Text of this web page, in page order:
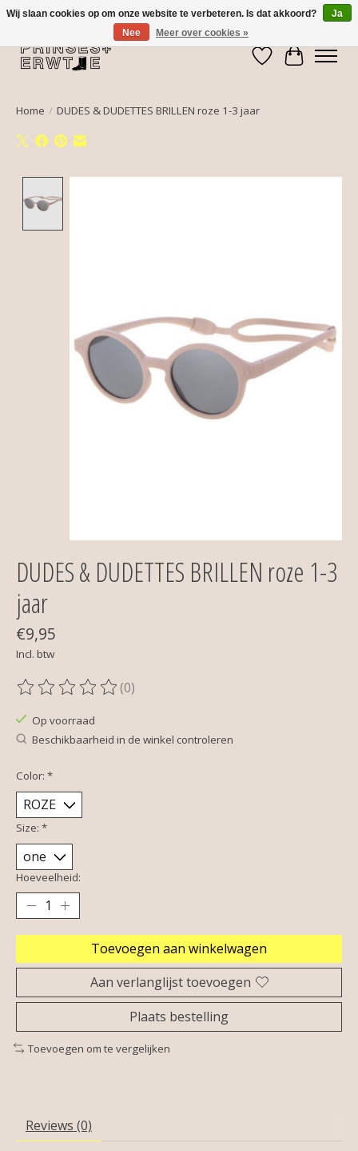
Verlanglijst
Home / DUDES & DUDETTES BRILLEN roze 1-3 jaar
DUDES & DUDETTES BRILLEN roze 1-3
jaar
€9,95
Incl. btw
De beoordeling van dit product is
(0)
Op voorraad
Beschikbaarheid in de winkel controleren
Color: *
Size: *
Hoeveelheid:
Toevoegen aan winkelwagen
Aan verlanglijst toevoegen
Plaats bestelling
Toevoegen om te vergelijken
Reviews (0)
Wij slaan cookies op om onze website te verbeteren. Is dat akkoord?
Ja
Nee
Meer over cookies »